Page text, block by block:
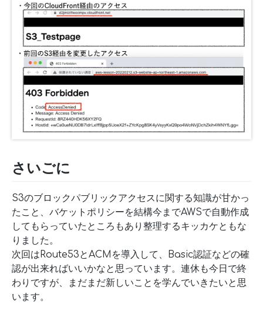
さいごに
S3のブロックパブリックアクセスに関する知識が甘かっ
たこと、バケットポリシーを結構今までAWSで自動作成
してもらっていたところもあり整理するキッカケともな
りました。
次回はRoute53とACMを導入して、Basic認証などの確
認が出来ればいいかなと思っています。連休も今日で終
わりですが、まだまだ新しいことを学んでいきたいと思
います。